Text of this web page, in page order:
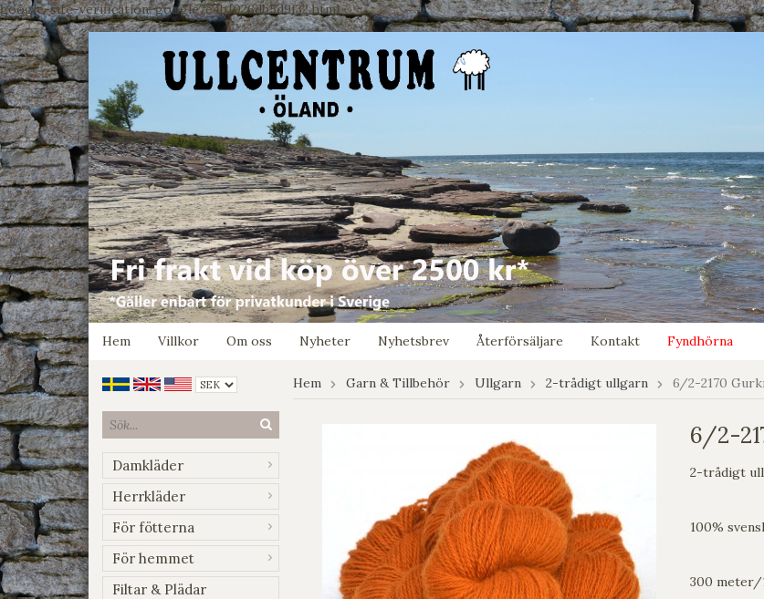
google-site-verification: google7e4b1026db5d9f32.html
Hem
Villkor Om oss Nyheter Nyhetsbrev Återförsäljare Kontakt Fyndhörna
Damkläder
Herrkläder
För fötterna
För hemmet
Filtar & Plädar
Hem Garn & Tillbehör Ullgarn 2-trådigt ullgarn 6/2-2170
6/2-
2-trådigt
100%
300 meter/